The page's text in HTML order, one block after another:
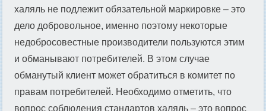
халяль не подлежит обязательной маркировке – это
дело добровольное, именно поэтому некоторые
недобросовестные производители пользуются этим
и обманывают потребителей. В этом случае
обманутый клиент может обратиться в комитет по
правам потребителей. Необходимо отметить, что
вопрос соблюдения стандартов халяль – это вопрос